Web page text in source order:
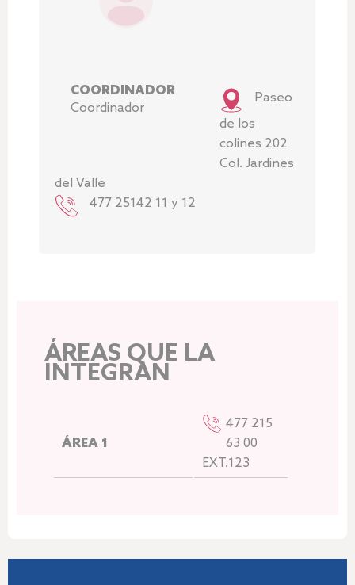
COORDINADOR
Coordinador
Paseo
de los
colines 202
Col. Jardines
del Valle
477 25142 11 y 12
ÁREAS QUE LA
INTEGRAN
ÁREA 1
477 215
63 00
EXT.123